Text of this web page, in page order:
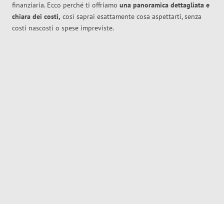
finanziaria. Ecco perché ti offriamo una panoramica dettagliata e
chiara dei costi, così saprai esattamente cosa aspettarti, senza
costi nascosti o spese impreviste.